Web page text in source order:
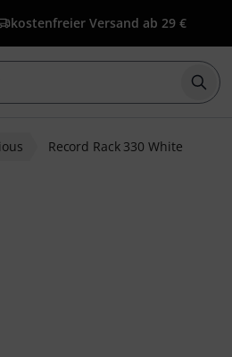
kostenfreier Versand ab 29 €
Record Rack 330 White